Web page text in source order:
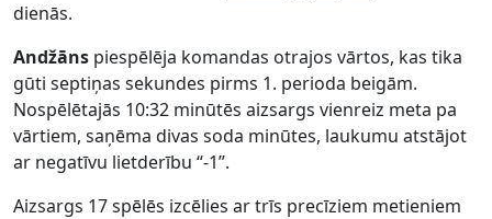
dienās.
Andžāns piespēlēja komandas otrajos vārtos, kas tika
gūti septiņas sekundes pirms 1. perioda beigām.
Nospēlētajās 10:32 minūtēs aizsargs vienreiz meta pa
vārtiem, saņēma divas soda minūtes, laukumu atstājot
ar negatīvu lietderību “-1”.
Aizsargs 17 spēlēs izcēlies ar trīs precīziem metieniem